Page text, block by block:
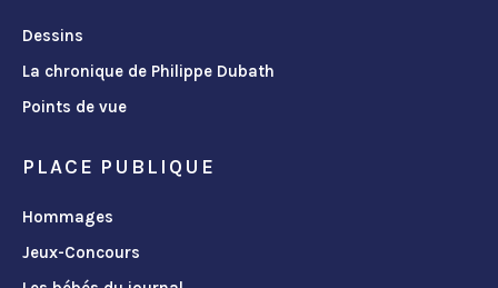
Dessins
La chronique de Philippe Dubath
Points de vue
PLACE PUBLIQUE
Hommages
Jeux-Concours